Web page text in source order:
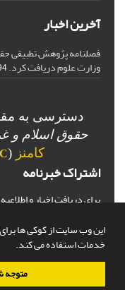
این وب سایت از کوکی ها برای
خدمات استفاده می کند.
آخرین اخبار
فصلنامه پژوهش تطبیقی
وزارت علوم دریافت کرد.07
دسترسی به
حقوق اسلام و
کامنز (
اشتراک خبرنامه
برای دریافت اخبار و